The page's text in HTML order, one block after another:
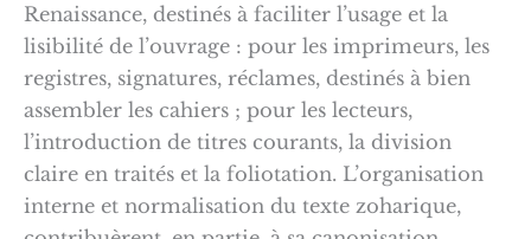
Renaissance, destinés à faciliter l’usage et la
lisibilité de l’ouvrage : pour les imprimeurs, les
registres, signatures, réclames, destinés à bien
assembler les cahiers ; pour les lecteurs,
l’introduction de titres courants, la division
claire en traités et la foliotation. L’organisation
interne et normalisation du texte zoharique,